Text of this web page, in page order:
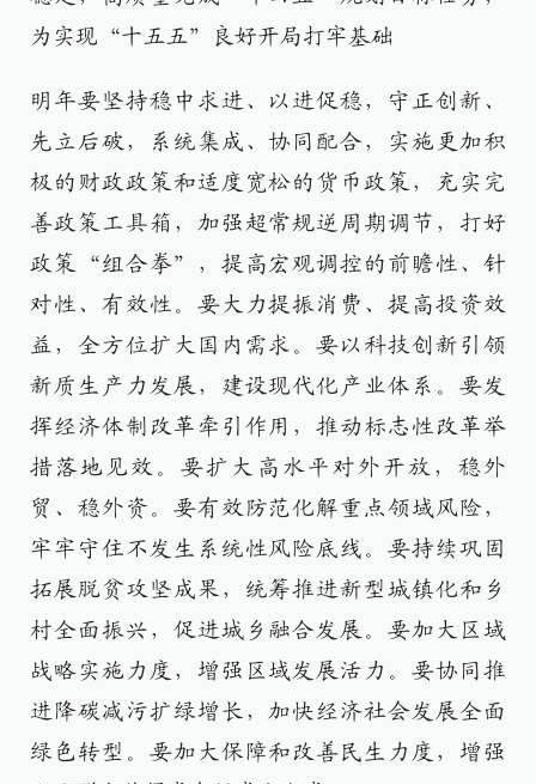
为实现“十五五”良好开局打牢基础
明年要坚持稳中求进、以进促稳，守正创新、
先立后破，系统集成、协同配合，实施更加积
极的财政政策和适度宽松的货币政策，充实完
善政策工具箱，加强超常规逆周期调节，打好
政策“组合拳”，提高宏观调控的前瞻性、针
对性、有效性。要大力提振消费、提高投资效
益，全方位扩大国内需求。要以科技创新引领
新质生产力发展，建设现代化产业体系。要发
挥经济体制改革牵引作用，推动标志性改革举
措落地见效。要扩大高水平对外开放，稳外
贸、稳外资。要有效防范化解重点领域风险，
牢牢守住不发生系统性风险底线。要持续巩固
拓展脱贫攻坚成果，统筹推进新型城镇化和乡
村全面振兴，促进城乡融合发展。要加大区域
战略实施力度，增强区域发展活力。要协同推
进降碳减污扩绿增长，加快经济社会发展全面
绿色转型。要加大保障和改善民生力度，增强